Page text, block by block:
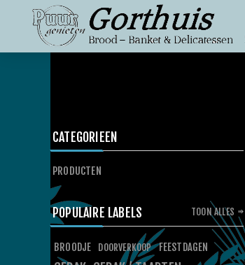
CATEGORIEEN
PRODUCTEN
POPULAIRE LABELS
BROODJE DOORVERKOOP FEESTDAGEN
TOON ALLES